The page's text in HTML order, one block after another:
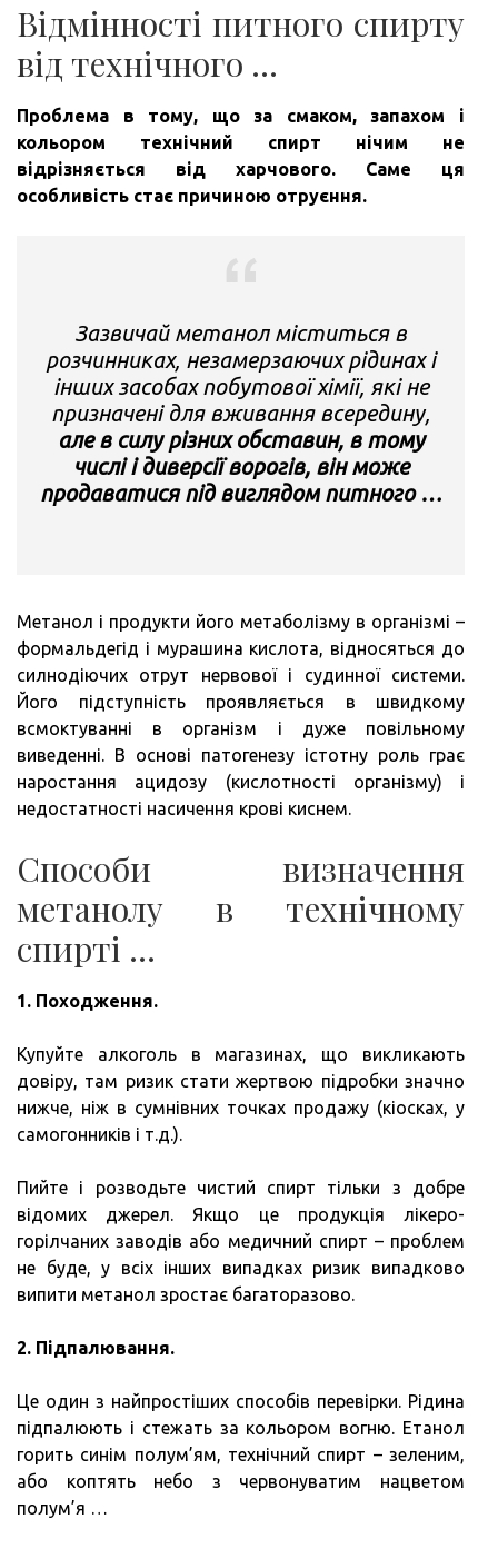
Відмінності питного спирту
від технічного …
Проблема в тому, що за смаком, запахом і
кольором технічний спирт нічим не
відрізняється від харчового.
Саме ця
особливість стає причиною отруєння.
Зазвичай метанол міститься в
розчинниках, незамерзаючих рідинах і
інших засобах побутової хімії, які не
призначені для вживання всередину,
але в силу різних обставин, в тому
числі і диверсії ворогів, він може
продаватися під виглядом питного …
Метанол і продукти його метаболізму в організмі –
формальдегід і мурашина кислота, відносяться до
силнодіючих отрут нервової і судинної системи.
Його підступність проявляється в швидкому
всмоктуванні в організм і дуже повільному
виведенні. В основі патогенезу істотну роль грає
наростання ацидозу (кислотності організму) і
недостатності насичення крові киснем.
Способи визначення
метанолу в технічному
спирті …
1. Походження.
Купуйте алкоголь в магазинах, що викликають
довіру, там ризик стати жертвою підробки значно
нижче, ніж в сумнівних точках продажу (кіосках, у
самогонників і т.д.).
Пийте і розводьте чистий спирт тільки з добре
відомих джерел. Якщо це продукція лікеро-
горілчаних заводів або медичний спирт – проблем
не буде, у всіх інших випадках ризик випадково
випити метанол зростає багаторазово.
2. Підпалювання.
Це один з найпростіших способів перевірки. Рідина
підпалюють і стежать за кольором вогню. Етанол
горить синім полум’ям, технічний спирт – зеленим,
або коптять небо з червонуватим нацветом
полум’я …